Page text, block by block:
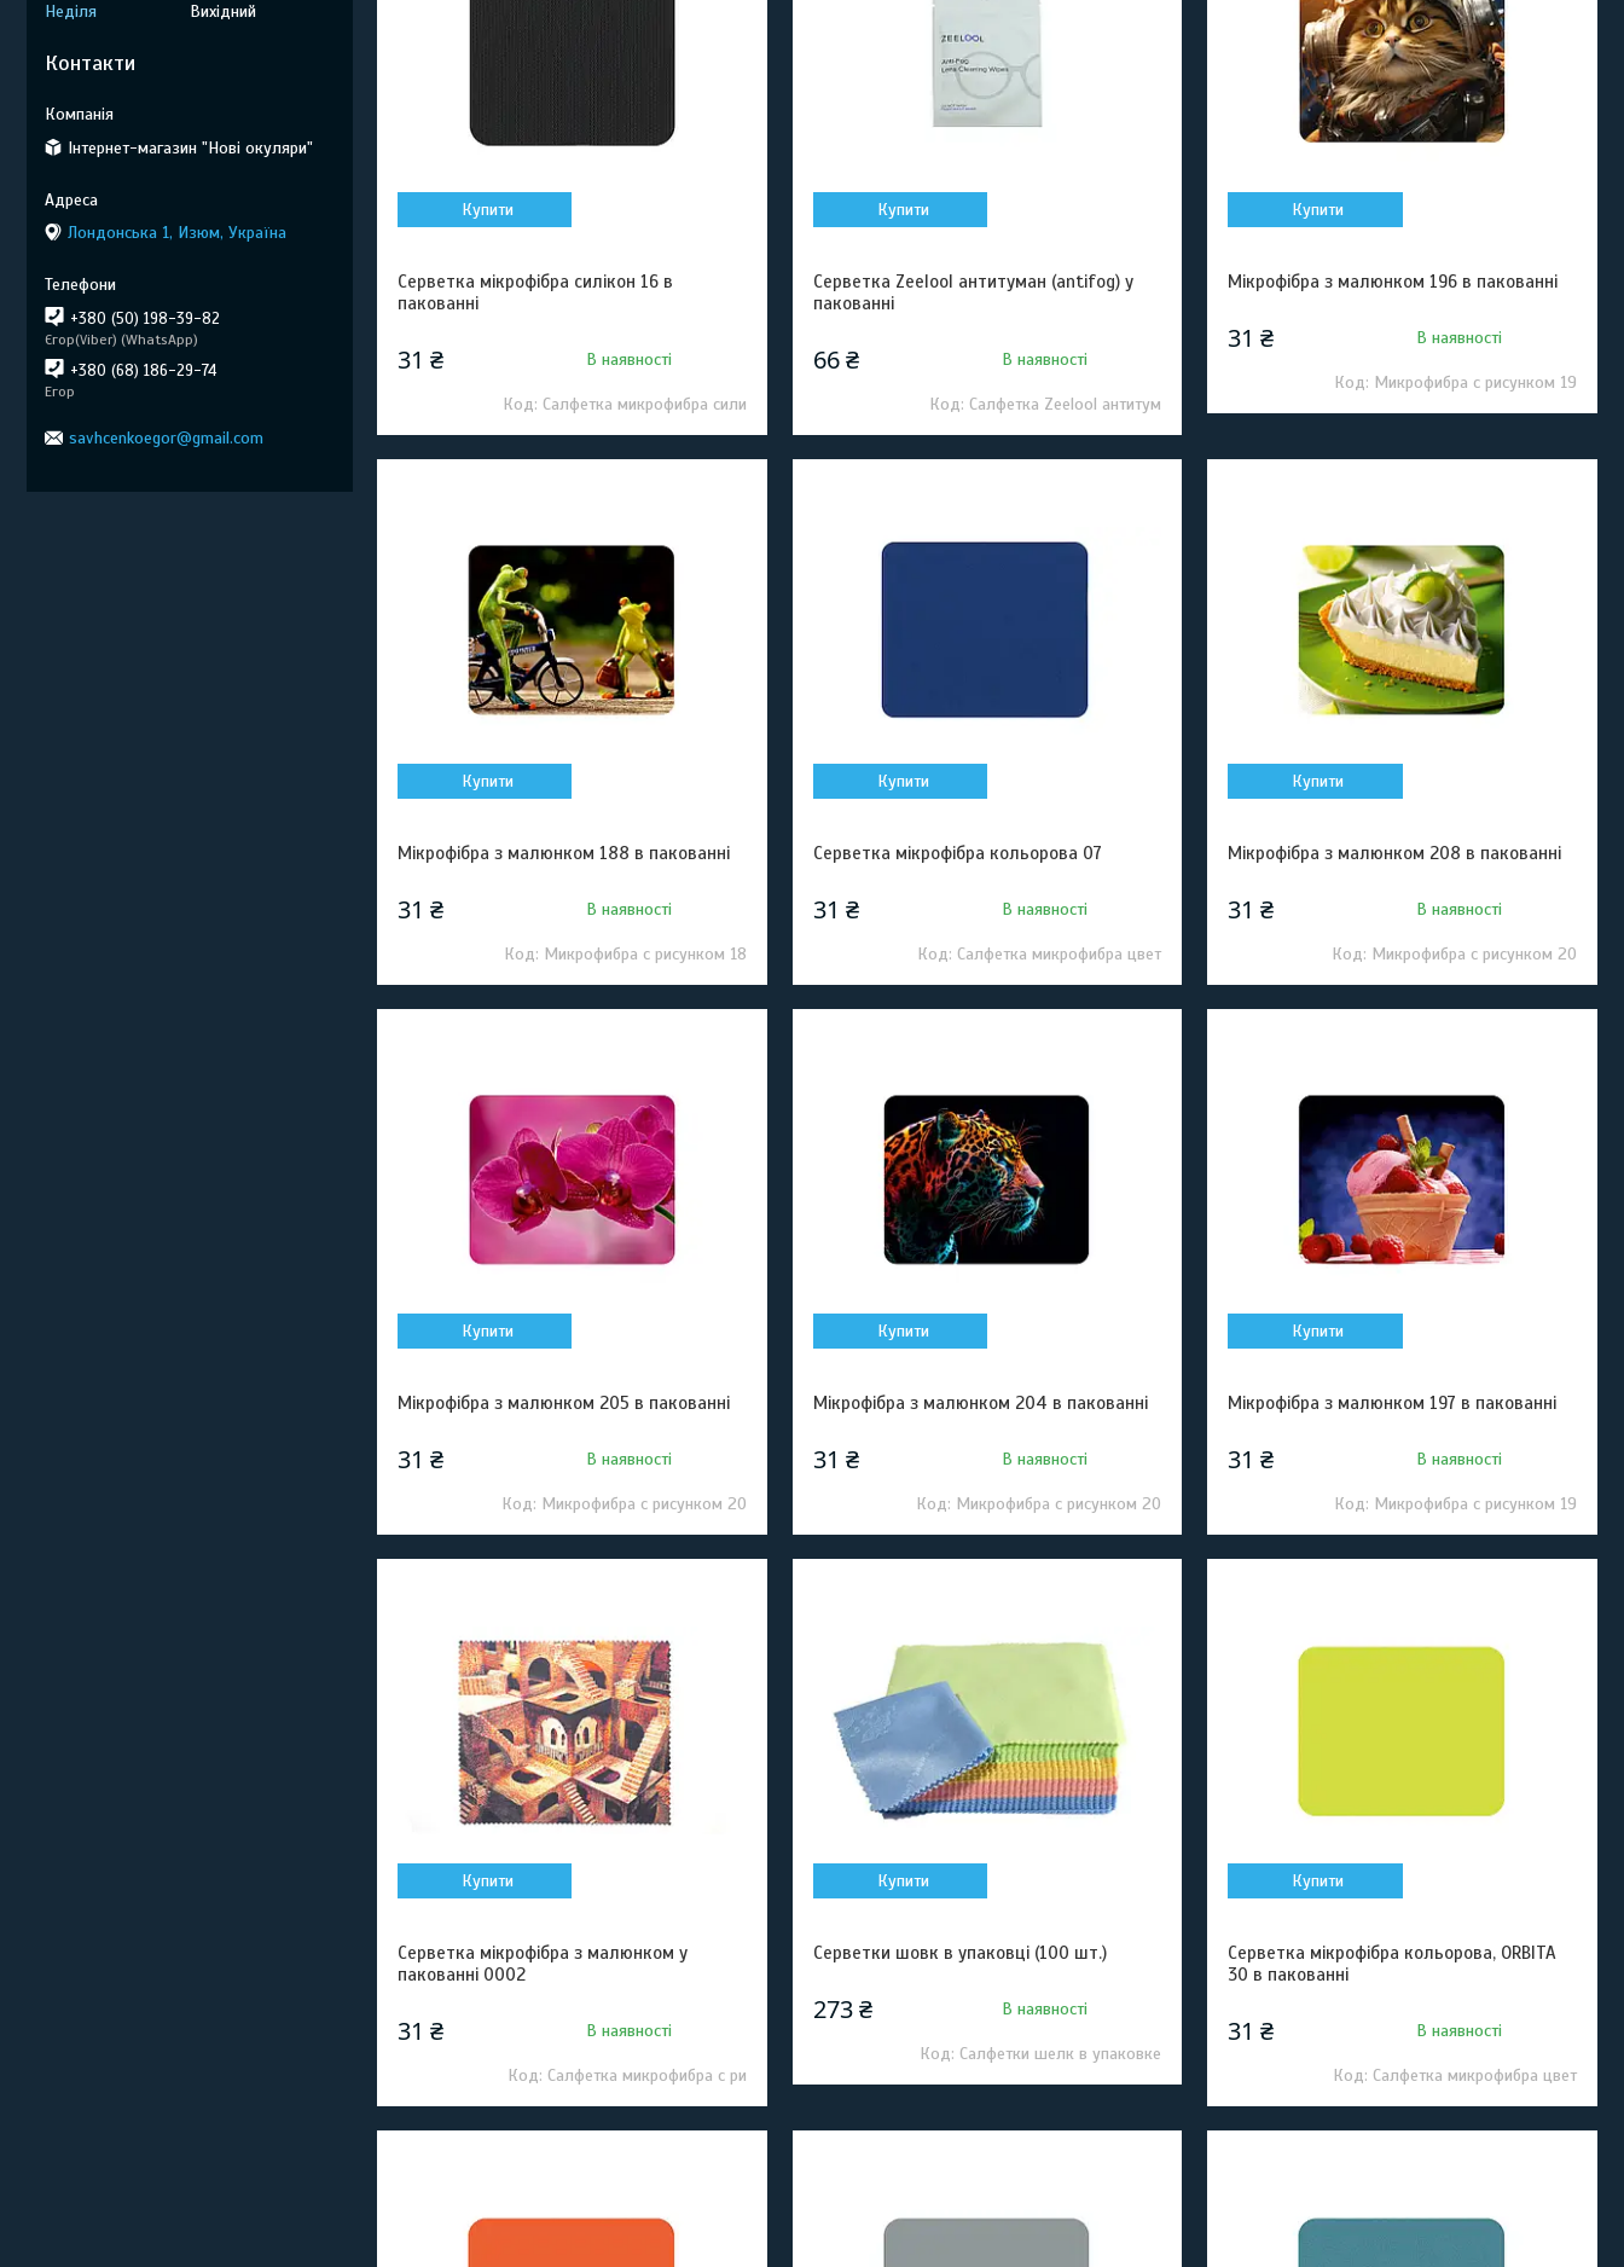
Купити
Серветка мікрофібра силікон 16 в
пакованні
31 ₴ В наявності
Салфетка микрофибра сили
Купити
Серветка Zeelool антитуман (antifog) у
пакованні
66 ₴ В наявності
Салфетка Zeelool антитум
Купити
Мікрофібра з малюнком 196 в пакованні
31 ₴ В наявності
Микрофибра с рисунком 19
Купити
Мікрофібра з малюнком 188 в пакованні
31 ₴ В наявності
Микрофибра с рисунком 18
Купити
Серветка мікрофібра кольорова 07
31 ₴ В наявності
Салфетка микрофибра цвет
Купити
Мікрофібра з малюнком 208 в пакованні
31 ₴ В наявності
Микрофибра с рисунком 20
Купити
Мікрофібра з малюнком 205 в пакованні
31 ₴ В наявності
Микрофибра с рисунком 20
Купити
Мікрофібра з малюнком 204 в пакованні
31 ₴ В наявності
Микрофибра с рисунком 20
Купити
Мікрофібра з малюнком 197 в пакованні
31 ₴ В наявності
Микрофибра с рисунком 19
Купити
Серветка мікрофібра з малюнком у
пакованні 0002
31 ₴ В наявності
Салфетка микрофибра с ри
Купити
Серветки шовк в упаковці (100 шт.)
273 ₴ В наявності
Салфетки шелк в упаковке
Купити
Серветка мікрофібра кольорова, ORBITA
30 в пакованні
31 ₴ В наявності
Салфетка микрофибра цвет
Неділя
Вихідний
Контакти
Інтернет-магазин "Нові окуляри"
Лондонська 1, Изюм, Україна
+380 (50) 198-39-82
Єгор(Viber) (WhatsApp)
+380 (68) 186-29-74
Егор
savhcenkoegor@gmail.com